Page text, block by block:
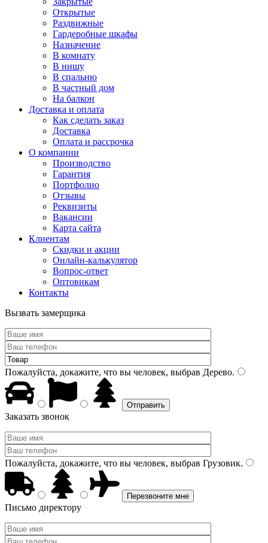
Открытые
Раздвижные
Гардеробные шкафы
Назначение
В комнату
В нишу
В спальню
В частный дом
На балкон
Доставка и оплата
Как сделать заказ
Доставка
Оплата и рассрочка
О компании
Производство
Гарантия
Портфолио
Отзывы
Реквизиты
Вакансии
Карта сайта
Клиентам
Скидки и акции
Онлайн-калькулятор
Вопрос-ответ
Оптовикам
Контакты
Вызвать замерщика
Пожалуйста, докажите, что вы человек, выбрав Дерево.
Заказать звонок
Пожалуйста, докажите, что вы человек, выбрав Грузовик.
Письмо директору